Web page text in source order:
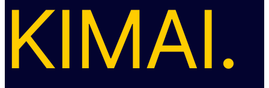
KIMAI.